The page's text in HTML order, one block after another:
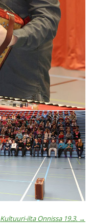
Kultuuri-ilta Onnissa 19.3. →